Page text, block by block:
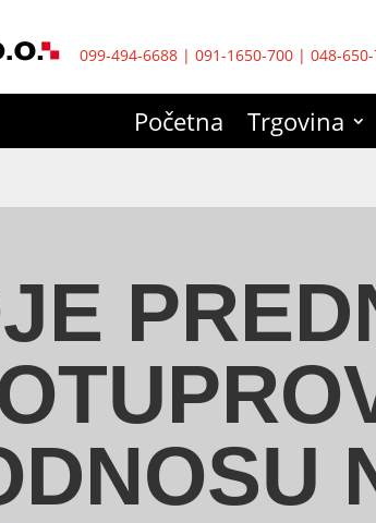
099-494-6688 |091-1650-700 |048-
Početna Trgovina